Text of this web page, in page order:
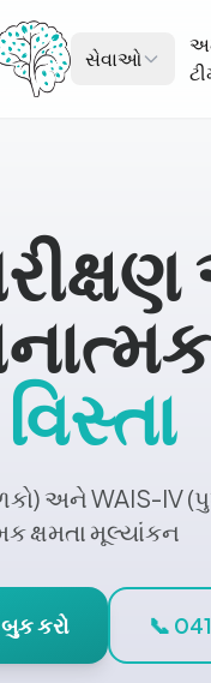
સેવાઓ
અને WAIS-IV
ક્ષમતા મૂલ્યાંકન
બુક કરો 📞